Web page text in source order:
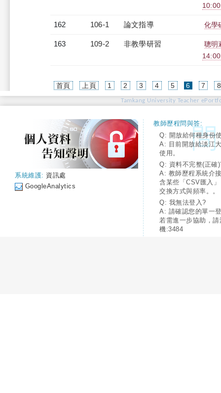
162 106-1 論文指導 化學
163 109-2 非教學研習
聰明
首頁 上頁 1 2 3 4 5 6(current)
7 8
Tamkang University Teacher
系統維護: 資訊處
GoogleAnalytics
教師歷程問與答:
Q: 開放給何種身份
A: 目前開放給淡江
使用。
Q: 資料不完整(正確
A: 教師歷程系統介
含某些「CSV匯入
交換方式與頻率。。
Q: 我無法登入?
A: 請確認您的單一
若需進一步協助，
機:3484